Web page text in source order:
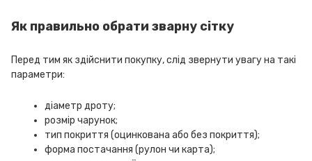
Як правильно обрати зварну сітку
Перед тим як здійснити покупку, слід звернути увагу на такі
параметри:
діаметр дроту;
розмір чарунок;
тип покриття (оцинкована або без покриття);
форма постачання (рулон чи карта);